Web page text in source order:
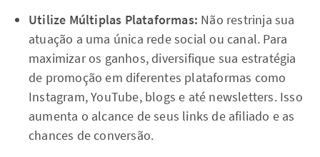
Utilize Múltiplas Plataformas: Não restrinja sua
atuação a uma única rede social ou canal. Para
maximizar os ganhos, diversifique sua estratégia
de promoção em diferentes plataformas como
Instagram, YouTube, blogs e até newsletters. Isso
aumenta o alcance de seus links de afiliado e as
chances de conversão.